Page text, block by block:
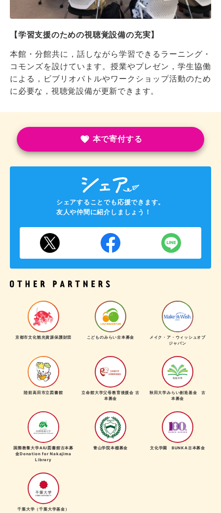
【学習支援のための視聴覚設備の充実】
本館・分館共に，話しながら学習できるラーニング・
コモンズを設けています。授業やプレゼン，学生協働
による，ビブリオバトルやワークショップ活動のため
に必要な，視聴覚設備が更新できます。
本で寄付する
シェアすることでも応援できます。
友人や仲間に紹介しましょう！
京都市文化観光資源保護財団 こどものみらい古本募金
メイク・ア・ウィッシュオブ
ジャパン
陸前高田市立図書館
立命館大学父母教育後援会 古
本募金
秋田大学みらい創造基金 古
本募金
国際教養大学AIU図書館古本募
金Donation for Nakajima
Library
青山学院本棚募金 文化学園 BUNKA古本募金
千葉大学（千葉大学基金）